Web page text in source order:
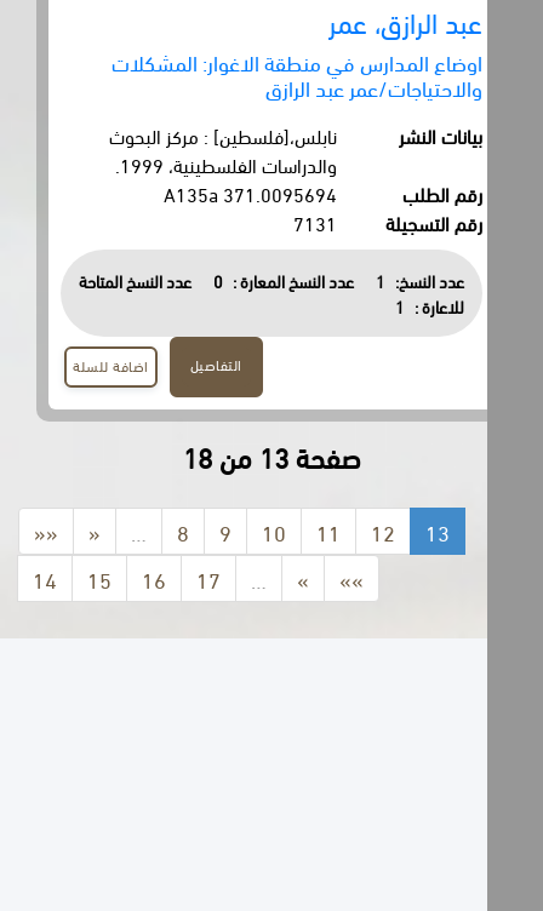
عبد الرازق، عمر
اوضاع المدارس في منطقة الاغوار: المشكلات
والاحتياجات/عمر عبد الرازق
بيانات النشر
نابلس،[فلسطين] : مركز البحوث
والدراسات الفلسطينية، 1999.
رقم الطلب
371.0095694 A135a
رقم التسجيلة
7131
عدد النسخ: 1 عدد النسخ المعارة : 0
عدد النسخ المتاحة
للاعارة :
1
اضافة للسلة
صفحة 13 من 18
«« … 9 10 11 12
14
15 16 … »